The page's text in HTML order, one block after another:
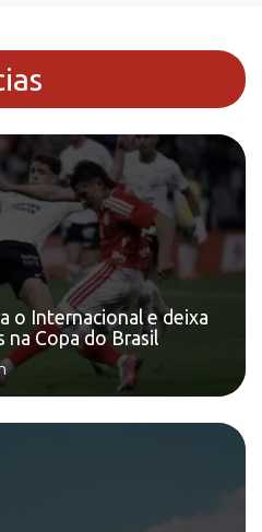
o Internacional e deixa
na Copa do Brasil